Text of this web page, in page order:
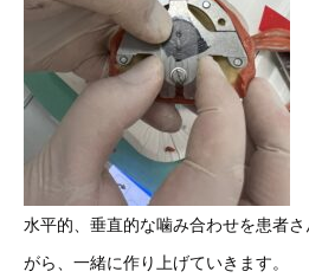
水平的、垂直的な噛み合わせを患者
がら、一緒に作り上げていきます。